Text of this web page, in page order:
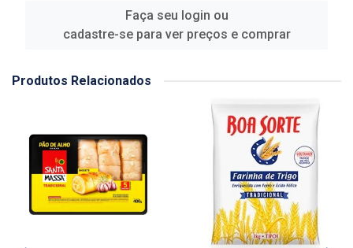
Faça seu login ou
cadastre-se para ver preços e comprar
Produtos Relacionados